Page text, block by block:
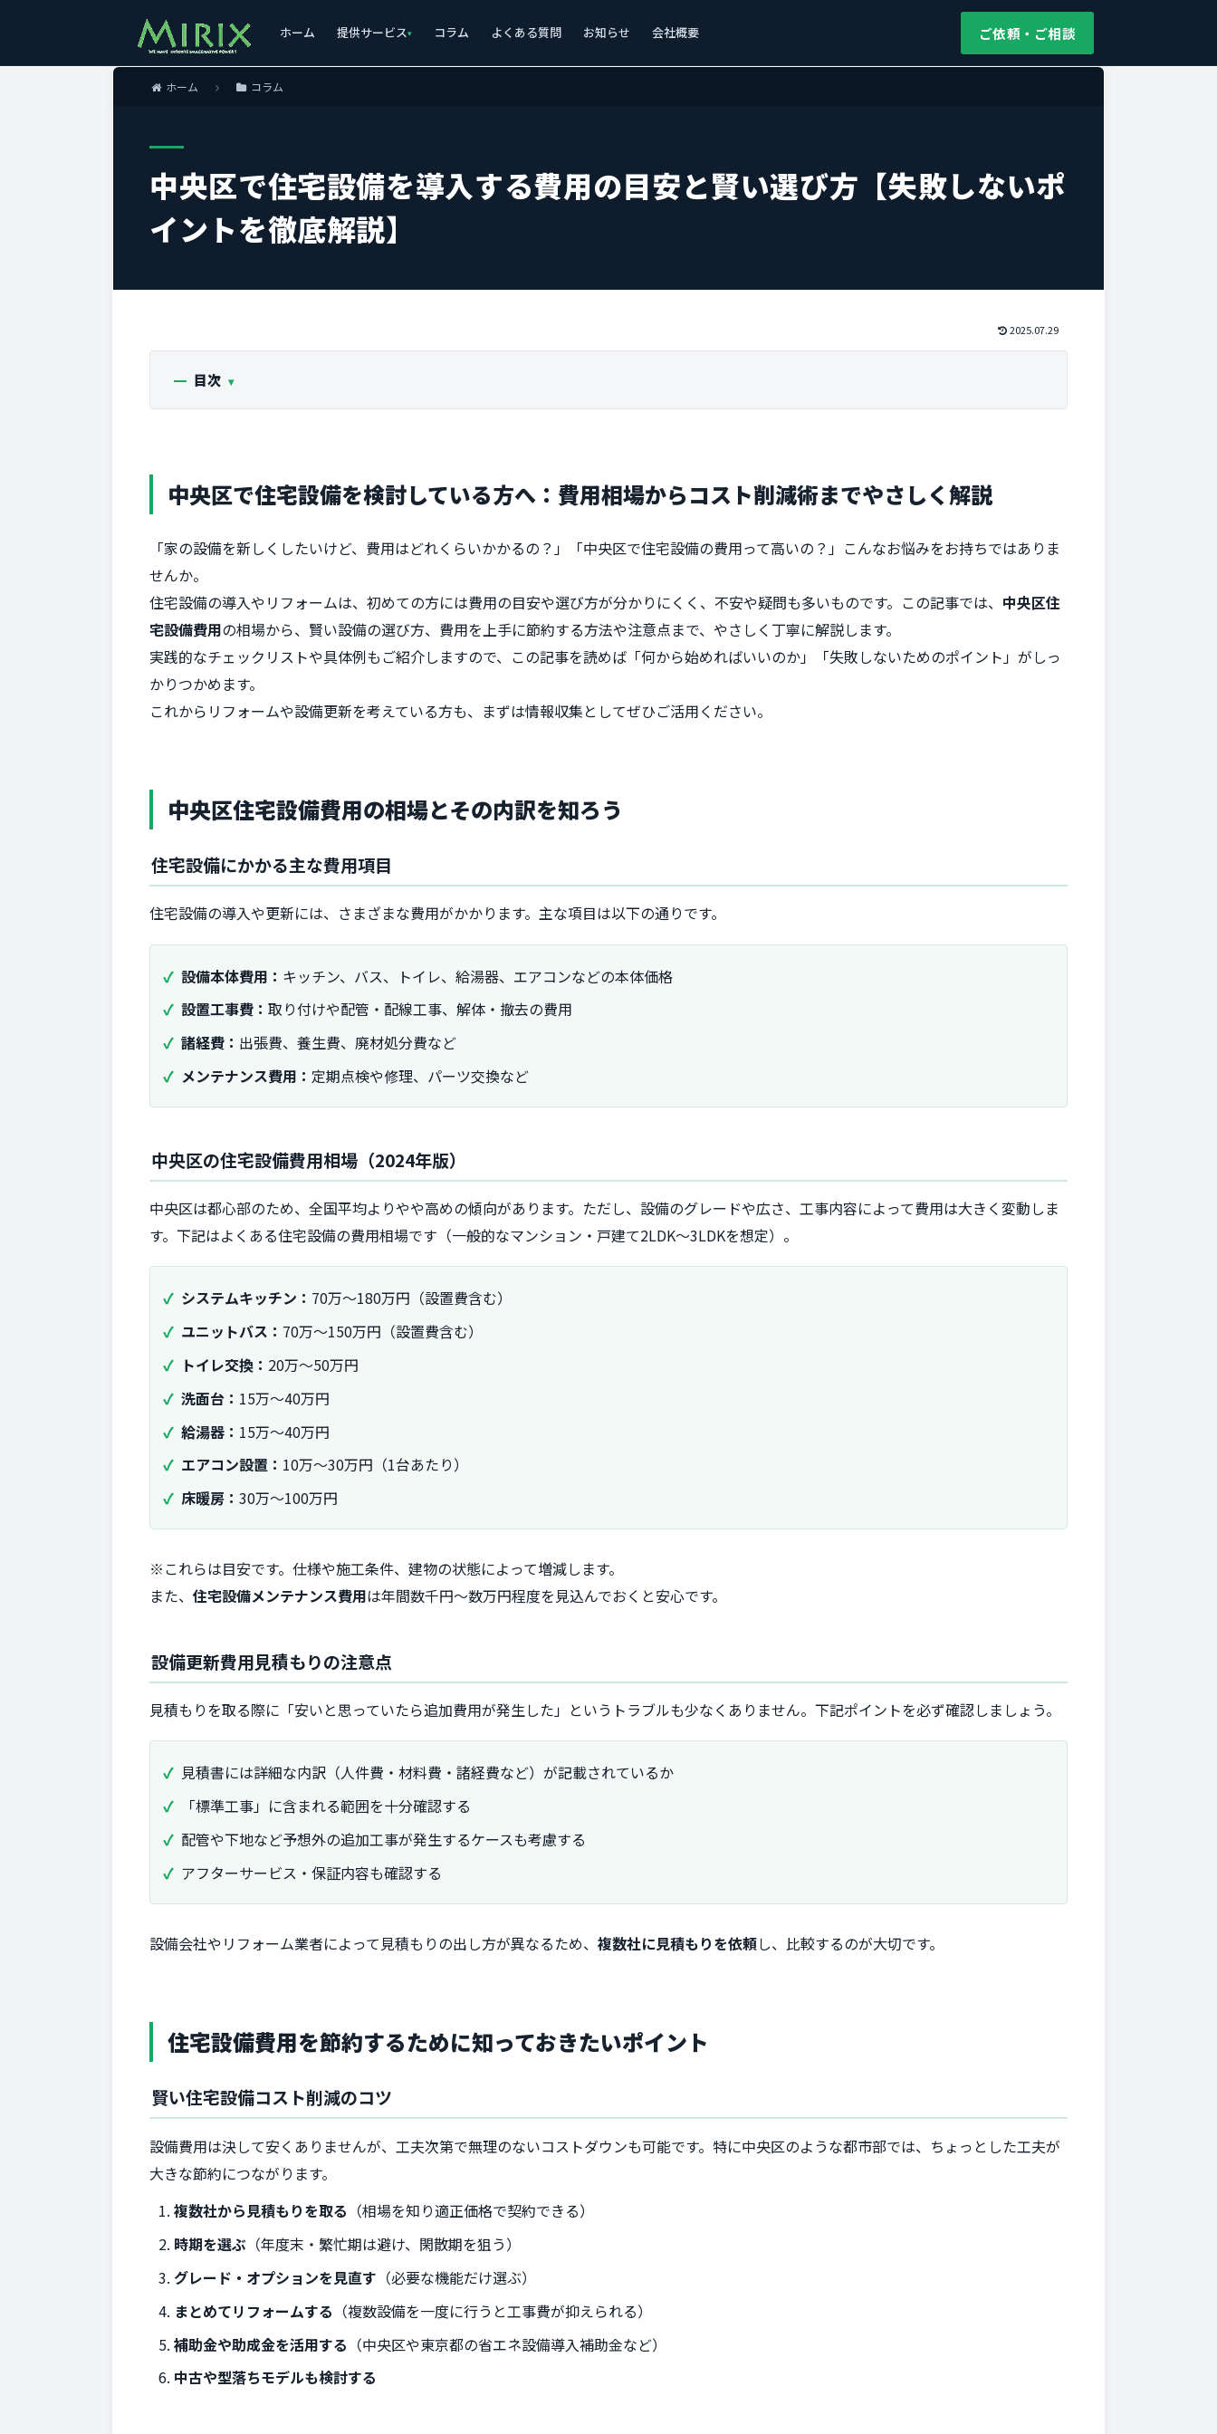
ご依頼・ご相談
ホーム 提供サービス コラム よくある質問 お知らせ 会社概要
ホーム コラム
中央区で住宅設備を導入する費用の目安と賢い選び方【失敗しないポ
イントを徹底解説】
2025.07.29
目次
中央区で住宅設備を検討している方へ：費用相場からコスト削減術までやさしく解説
「家の設備を新しくしたいけど、費用はどれくらいかかるの？」「中央区で住宅設備の費用って高いの？」こんなお悩みをお持ちではありま
せんか。
住宅設備の導入やリフォームは、初めての方には費用の目安や選び方が分かりにくく、不安や疑問も多いものです。この記事では、 中央区住
宅設備費用の相場から、賢い設備の選び方、費用を上手に節約する方法や注意点まで、やさしく丁寧に解説します。
実践的なチェックリストや具体例もご紹介しますので、この記事を読めば「何から始めればいいのか」「失敗しないためのポイント」がしっ
かりつかめます。
これからリフォームや設備更新を考えている方も、まずは情報収集としてぜひご活用ください。
中央区住宅設備費用の相場とその内訳を知ろう
住宅設備にかかる主な費用項目
住宅設備の導入や更新には、さまざまな費用がかかります。主な項目は以下の通りです。
設備本体費用： キッチン、バス、トイレ、給湯器、エアコンなどの本体価格
設置工事費： 取り付けや配管・配線工事、解体・撤去の費用
諸経費： 出張費、養生費、廃材処分費など
メンテナンス費用： 定期点検や修理、パーツ交換など
中央区の住宅設備費用相場（2024年版）
中央区は都心部のため、全国平均よりやや高めの傾向があります。ただし、設備のグレードや広さ、工事内容によって費用は大きく変動しま
す。下記はよくある住宅設備の費用相場です（一般的なマンション・戸建て2LDK〜3LDKを想定）。
システムキッチン： 70万～180万円（設置費含む）
ユニットバス： 70万～150万円（設置費含む）
トイレ交換： 20万～50万円
洗面台： 15万～40万円
給湯器： 15万～40万円
エアコン設置： 10万～30万円（1台あたり）
床暖房： 30万～100万円
※これらは目安です。仕様や施工条件、建物の状態によって増減します。
また、 住宅設備メンテナンス費用は年間数千円～数万円程度を見込んでおくと安心です。
設備更新費用見積もりの注意点
見積もりを取る際に「安いと思っていたら追加費用が発生した」というトラブルも少なくありません。下記ポイントを必ず確認しましょう。
見積書には詳細な内訳（人件費・材料費・諸経費など）が記載されているか
「標準工事」に含まれる範囲を十分確認する
配管や下地など予想外の追加工事が発生するケースも考慮する
アフターサービス・保証内容も確認する
設備会社やリフォーム業者によって見積もりの出し方が異なるため、 複数社に見積もりを依頼し、比較するのが大切です。
住宅設備費用を節約するために知っておきたいポイント
賢い住宅設備コスト削減のコツ
設備費用は決して安くありませんが、工夫次第で無理のないコストダウンも可能です。特に中央区のような都市部では、ちょっとした工夫が
大きな節約につながります。
複数社から見積もりを取る （相場を知り適正価格で契約できる）
時期を選ぶ （年度末・繁忙期は避け、閑散期を狙う）
グレード・オプションを見直す （必要な機能だけ選ぶ）
まとめてリフォームする （複数設備を一度に行うと工事費が抑えられる）
補助金や助成金を活用する （中央区や東京都の省エネ設備導入補助金など）
中古や型落ちモデルも検討する